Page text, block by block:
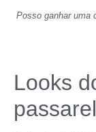
Posso ganhar uma
Looks